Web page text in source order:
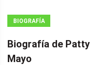
BIOGRAFÍA
Biografía de Patty
Mayo